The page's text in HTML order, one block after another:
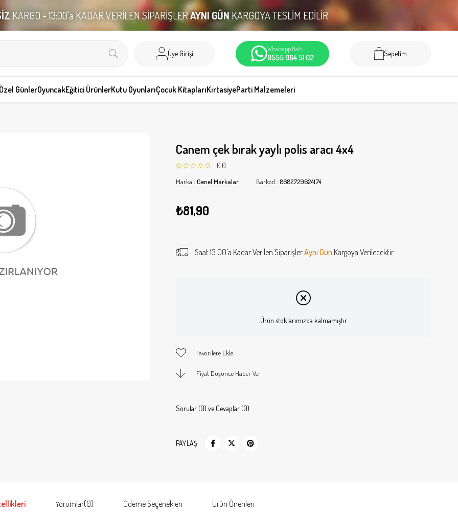
KARGO - 13:00'a KADAR VERİLEN SİPARİŞLERAYNI GÜN KARGOYA TESLİM EDİLİR
Üye Girişi
Whatsapp Hattı
0555 964 51 02 Sepetim
Özel GünlerOyuncakEğitici ÜrünlerKutu OyunlarıÇocuk KitaplarıKırtasiyeParti Malzemeleri
Canem çek bırak yaylı polis aracı 4x4
0.0
Marka : Genel Markalar Barkod : 8682729624174
₺81,90
Saat 13.00'a Kadar Verilen SiparişlerAynı Gün Kargoya Verilecektir.
Ürün stoklarımızda kalmamıştır.
Favorilere Ekle
Fiyat Düşünce Haber Ver
Sorular (0) ve Cevaplar (0)
PAYLAŞ
Yorumlar(0) Ödeme Seçenekleri Ürün Önerileri